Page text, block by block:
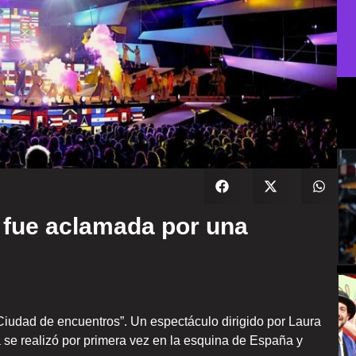
aclamada por una
de encuentros”. Un espectáculo dirigido por Laura
realizó por primera vez en la esquina de España y